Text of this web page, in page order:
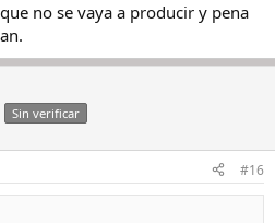
no se vaya a producir y pena
Sin verificar
#16